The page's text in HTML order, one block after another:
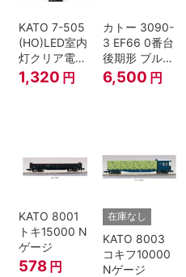
KATO 7-505
(HO)LED室内
灯クリア電球
色
1,320 円
カトー 3090-
3 EF66 0番台
後期形 ブルー
トレイン牽引
機
6,500 円
KATO 8001
トキ15000 N
ゲージ
578 円
在庫なし
KATO 8003
コキフ10000
Nゲージ